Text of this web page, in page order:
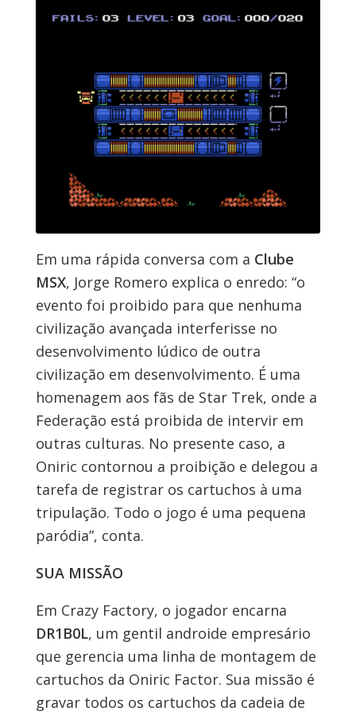
Em uma rápida conversa com a Clube
MSX, Jorge Romero explica o enredo: “o
evento foi proibido para que nenhuma
civilização avançada interferisse no
desenvolvimento lúdico de outra
civilização em desenvolvimento. É uma
homenagem aos fãs de Star Trek, onde a
Federação está proibida de intervir em
outras culturas. No presente caso, a
Oniric contornou a proibição e delegou a
tarefa de registrar os cartuchos à uma
tripulação. Todo o jogo é uma pequena
paródia”, conta.
SUA MISSÃO
Em Crazy Factory, o jogador encarna
DR1B0L, um gentil androide empresário
que gerencia uma linha de montagem de
cartuchos da Oniric Factor. Sua missão é
gravar todos os cartuchos da cadeia de